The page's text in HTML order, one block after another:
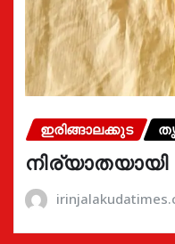
ഇരിങ്ങാലക്കുട
നിര്യാതയായി